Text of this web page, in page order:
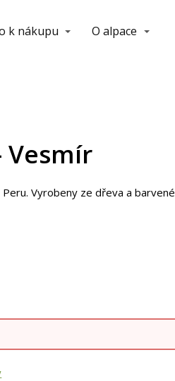
k nákupu O alpace
Vesmír
Peru. Vyrobeny ze dřeva a barvené